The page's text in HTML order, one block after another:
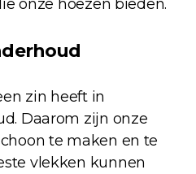
onze hoezen bieden.
zin heeft in
Daarom zijn onze
te maken en te
vlekken kunnen